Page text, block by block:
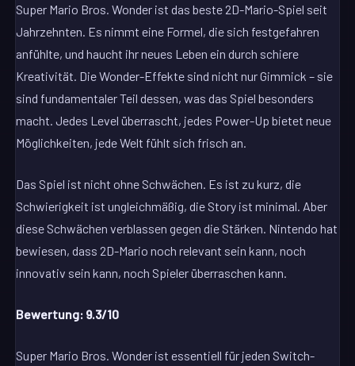
Super Mario Bros. Wonder ist das beste 2D-Mario-Spiel seit
Jahrzehnten. Es nimmt eine Formel, die sich festgefahren
anfühlte, und haucht ihr neues Leben ein durch schiere
Kreativität. Die Wonder-Effekte sind nicht nur Gimmick – sie
sind fundamentaler Teil dessen, was das Spiel besonders
macht. Jedes Level überrascht, jedes Power-Up bietet neue
Möglichkeiten, jede Welt fühlt sich frisch an.
Das Spiel ist nicht ohne Schwächen. Es ist zu kurz, die
Schwierigkeit ist ungleichmäßig, die Story ist minimal. Aber
diese Schwächen verblassen gegen die Stärken. Nintendo hat
bewiesen, dass 2D-Mario noch relevant sein kann, noch
innovativ sein kann, noch Spieler überraschen kann.
Bewertung: 9.3/10
Super Mario Bros. Wonder ist essentiell für jeden Switch-